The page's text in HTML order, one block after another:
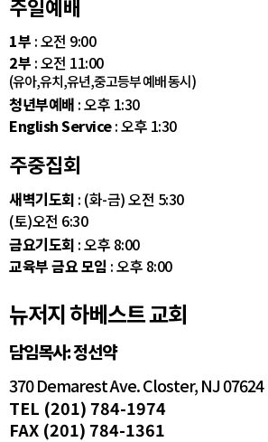
주일예배
1부 : 오전 9:00
2부 : 오전 11:00
(유아,유치,유년,중고등부 예배 동시)
청년부예배 : 오후 1:30
English Service: 오후 1:30
주중집회
새벽기도회 : (화-금) 오전 5:30
(토)오전 6:30
금요기도회 : 오후 8:00
교육부 금요 모임 : 오후 8:00
뉴저지 하베스트 교회
담임목사: 정선약
370 Demarest Ave. Closter, NJ 07624
TEL (201) 784-1974
FAX (201) 784-1361